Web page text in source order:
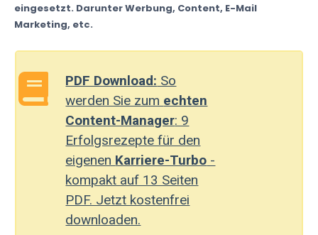
eingesetzt. Darunter Werbung, Content, E-Mail
Marketing, etc.
PDF Download: So
werden Sie zum echten
Content-Manager: 9
Erfolgsrezepte für den
eigenen Karriere-Turbo -
kompakt auf 13 Seiten
PDF. Jetzt kostenfrei
downloaden.